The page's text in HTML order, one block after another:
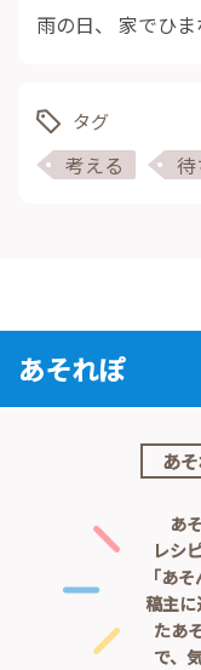
雨の日、 家でひ
タグ
考える 待
あそれぽ
あ
あ
レシ
「あ
稿主に
たあ
で、